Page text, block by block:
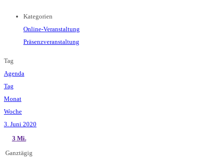
Kategorien
Online-Veranstaltung
Präsenzveranstaltung
Tag
Agenda
Tag
Monat
Woche
3. Juni 2020
3 Mi.
Ganztägig